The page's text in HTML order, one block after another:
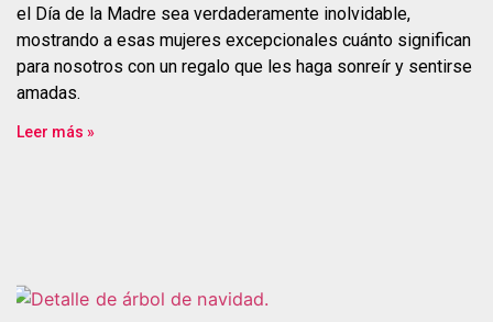
el Día de la Madre sea verdaderamente inolvidable,
mostrando a esas mujeres excepcionales cuánto significan
para nosotros con un regalo que les haga sonreír y sentirse
amadas.
Leer más »